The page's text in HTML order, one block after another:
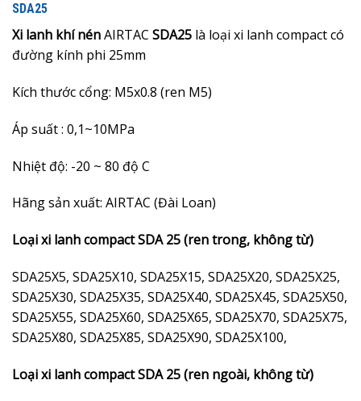
SDA25
Xi lanh khí nénAIRTAC SDA25 là loại xi lanh compact có
đường kính phi 25mm
Kích thước cổng: M5x0.8 (ren M5)
Áp suất : 0,1~10MPa
Nhiệt độ: -20 ~ 80 độ C
Hãng sản xuất: AIRTAC (Đài Loan)
Loại xi lanh compact SDA 25 (ren trong, không từ)
SDA25X5, SDA25X10, SDA25X15, SDA25X20, SDA25X25,
SDA25X30, SDA25X35, SDA25X40, SDA25X45, SDA25X50,
SDA25X55, SDA25X60, SDA25X65, SDA25X70, SDA25X75,
SDA25X80, SDA25X85, SDA25X90, SDA25X100,
Loại xi lanh compact SDA 25 (ren ngoài, không từ)